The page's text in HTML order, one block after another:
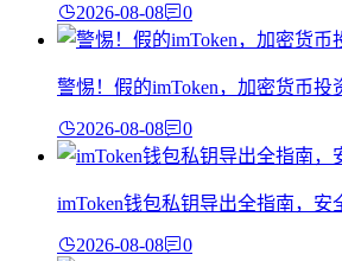
2026-08-08 0
警惕！假的imToken，加密货币投
2026-08-08 0
imToken钱包私钥导出全指南，安
2026-08-08 0